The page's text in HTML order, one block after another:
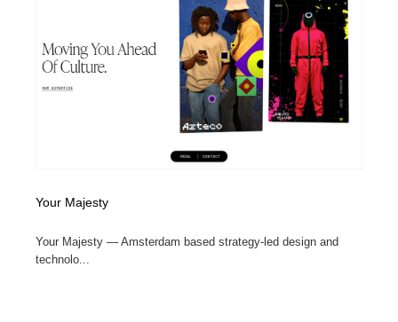
Your Majesty
Your Majesty — Amsterdam based strategy-led design and
technolo...